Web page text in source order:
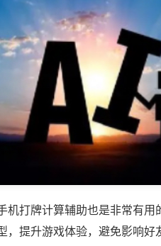
机打牌计算辅助也是非常有
提升游戏体验，避免影响好